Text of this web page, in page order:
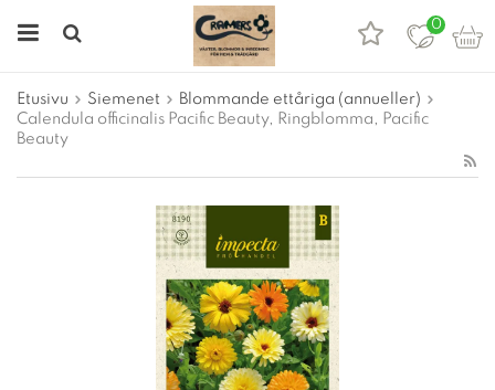
0
Etusivu Siemenet
Blommande ettåriga (annueller)
Calendula officinalis Pacific Beauty, Ringblomma, Pacific
Beauty